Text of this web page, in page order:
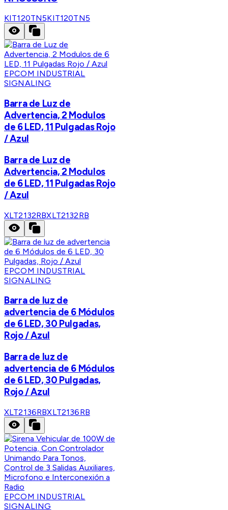
KIT120TN5KIT120TN5
EPCOM INDUSTRIAL
SIGNALING
Barra de Luz de
Advertencia, 2 Modulos
de 6 LED, 11 Pulgadas Rojo
/ Azul
Barra de Luz de
Advertencia, 2 Modulos
de 6 LED, 11 Pulgadas Rojo
/ Azul
XLT2132RBXLT2132RB
EPCOM INDUSTRIAL
SIGNALING
Barra de luz de
advertencia de 6 Módulos
de 6 LED, 30 Pulgadas,
Rojo / Azul
Barra de luz de
advertencia de 6 Módulos
de 6 LED, 30 Pulgadas,
Rojo / Azul
XLT2136RBXLT2136RB
EPCOM INDUSTRIAL
SIGNALING